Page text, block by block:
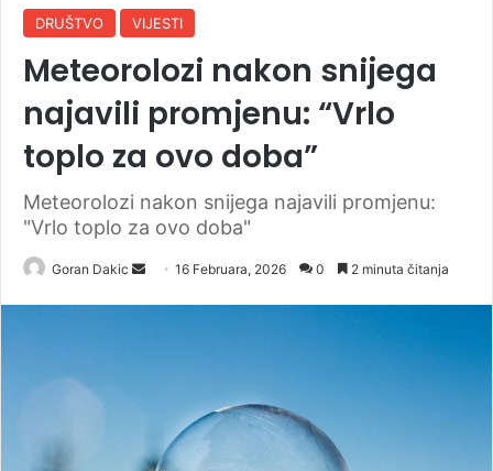
DRUŠTVO VIJESTI
Meteorolozi nakon snijega
najavili promjenu: “Vrlo
toplo za ovo doba”
Meteorolozi nakon snijega najavili promjenu:
"Vrlo toplo za ovo doba"
Goran Dakic
m
16 Februara, 2026 0 2 minuta čitanja